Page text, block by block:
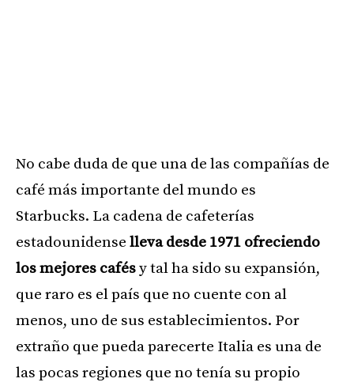
No cabe duda de que una de las compañías de
café más importante del mundo es
Starbucks. La cadena de cafeterías
estadounidense lleva desde 1971 ofreciendo
los mejores cafésy tal ha sido su expansión,
que raro es el país que no cuente con al
menos, uno de sus establecimientos. Por
extraño que pueda parecerte Italia es una de
las pocas regiones que no tenía su propio